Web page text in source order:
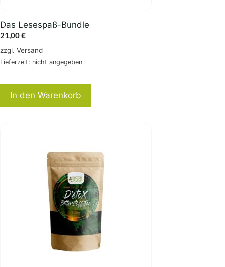
Das Lesespaß-Bundle
21,00€
zzgl. Versand
Lieferzeit: nicht angegeben
In den Warenkorb